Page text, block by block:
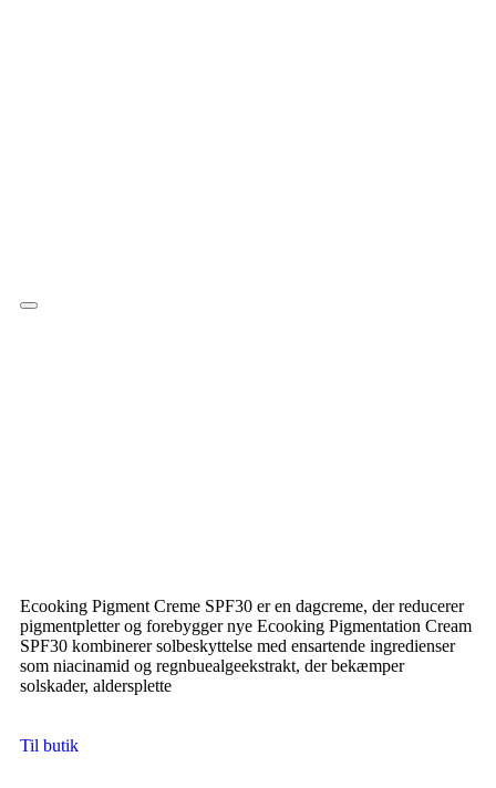
Hamburger Toggle Menu
Ecooking Pigment Creme SPF30 er en dagcreme, der reducerer
pigmentpletter og forebygger nye Ecooking Pigmentation Cream
SPF30 kombinerer solbeskyttelse med ensartende ingredienser
som niacinamid og regnbuealgeekstrakt, der bekæmper
solskader, aldersplette
Til butik